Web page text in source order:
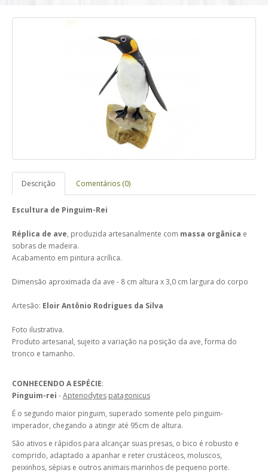
Descrição Comentários (0)
Escultura de Pinguim-Rei
Réplica de ave, produzida artesanalmente com massa orgânica e
sobras de madeira.
Acabamento em pintura acrílica.
Dimensão aproximada da ave - 8 cm altura x 3,0 cm largura do corpo
Artesão: Eloir Antônio Rodrigues da Silva
Foto ilustrativa.
Produto artesanal, sujeito a variação na posição da ave, forma do
tronco e tamanho.
CONHECENDO A ESPÉCIE:
Pinguim-rei -Aptenodytes patagonicus
É o segundo maior pinguim, superado somente pelo pinguim-
imperador, chegando a atingir até 95cm de altura.
São ativos e rápidos para alcançar suas presas, o bico é robusto e
comprido, adaptado a apanhar e reter crustáceos, moluscos,
peixinhos, sépias e outros animais marinhos de pequeno porte.